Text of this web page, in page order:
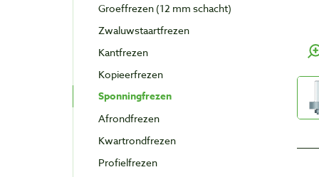
Groeffrezen (12 mm schacht)
Zwaluwstaartfrezen
Kantfrezen
Kopieerfrezen
Sponningfrezen
Afrondfrezen
Kwartrondfrezen
Profielfrezen